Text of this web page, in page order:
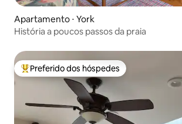
Apartamento ⋅ York
História a poucos passos da praia
Entre os melhores preferidos dos hóspedes
Preferido dos hóspedes